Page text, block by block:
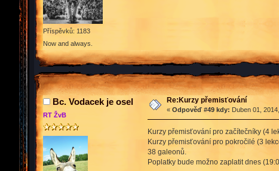
Příspěvků: 1183
Now and always.
Bc. Vodacek je osel
RT ŽvB
Re:Kurzy přemisťování
« Odpověď #49 kdy: Duben 01,
Kurzy přemisťování pro začítečníky (4
Kurzy přemisťování pro pokročilé (3
38 galeonů.
Poplatky bude možno zaplatit dnes